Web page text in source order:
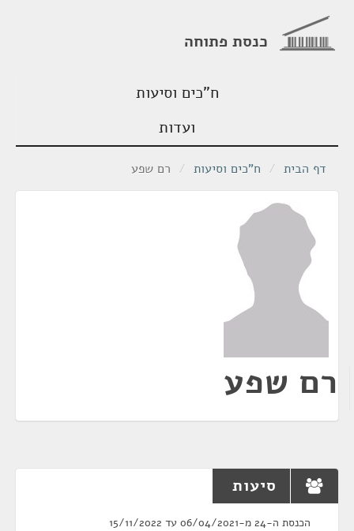
כנסת פתוחה
ח"כים וסיעות
ועדות
דף הבית / ח"כים וסיעות / רם שפע
רם שפע
סיעות
הכנסת ה-24 מ-06/04/2021 עד 15/11/2022